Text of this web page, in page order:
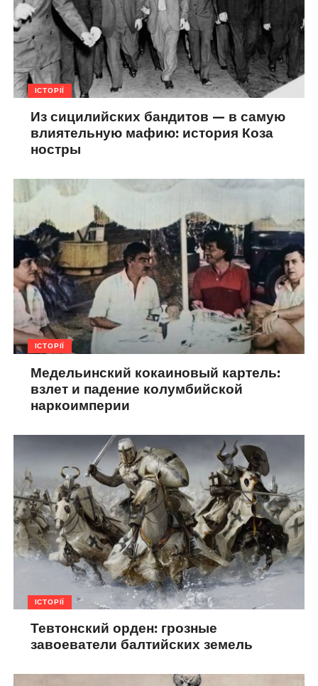
ІСТОРІЇ
Из сицилийских бандитов — в самую
влиятельную мафию: история Коза
ностры
ІСТОРІЇ
Медельинский кокаиновый картель:
взлет и падение колумбийской
наркоимперии
ІСТОРІЇ
Тевтонский орден: грозные
завоеватели балтийских земель